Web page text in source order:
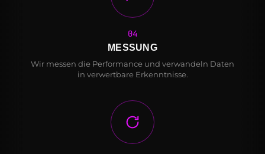
04
MESSUNG
Wir messen die Performance und verwandeln Daten
in verwertbare Erkenntnisse.